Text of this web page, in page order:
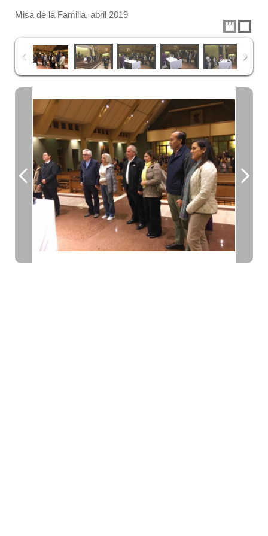
Misa de la Familia, abril 2019